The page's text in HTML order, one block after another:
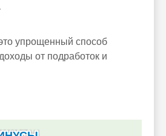
упрощенный способ
от подработок и